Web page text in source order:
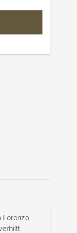
Lorenzo